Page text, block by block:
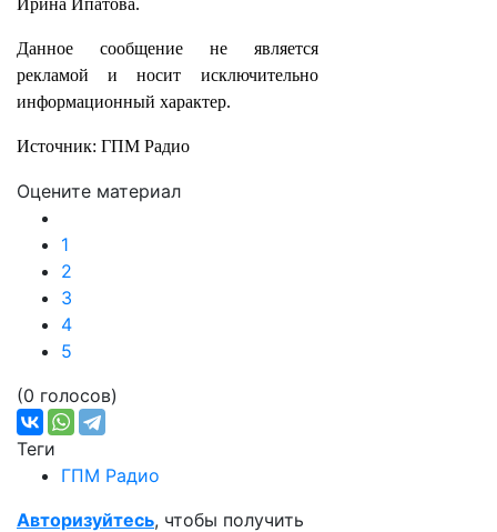
Ирина Ипатова.
Данное сообщение не является
рекламой и носит исключительно
информационный характер.
Источник: ГПМ Радио
Оцените материал
1
2
3
4
5
(0 голосов)
Теги
ГПМ Радио
Авторизуйтесь, чтобы получить